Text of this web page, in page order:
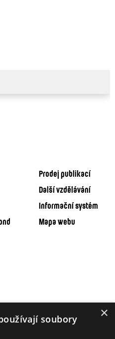
Prodej publikací
Další vzdělávání
Informační systém
Mapa webu
×
soubory